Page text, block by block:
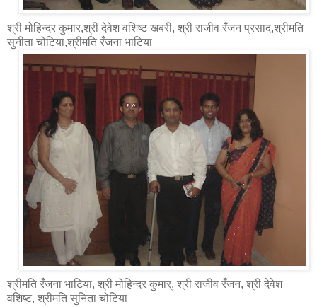
श्री मोहिन्दर कुमार,श्री देवेश वशिष्ट खबरी, श्री राजीव रँजन प्रसाद,श्रीमति
सुनीता चोटिया,श्रीमति रँजना भाटिया
श्रीमति रँजना भाटिया, श्री मोहिन्दर कुमार्, श्री राजीव रँजन, श्री देवेश
वशिष्ट, श्रीमति सुनिता चोटिया